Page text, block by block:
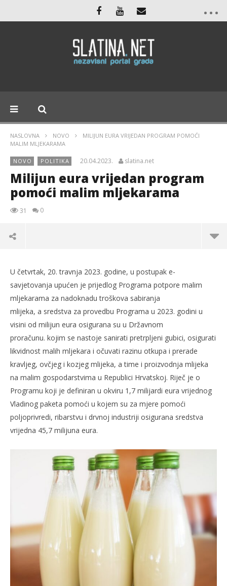
NASLOVNA NOVO
MILIJUN EURA VRIJEDAN PROGRAM POMOĆI
MALIM MLJEKARAMA
NOVO POLITIKA 20.04.2023. slatina.net
Milijun eura vrijedan program
pomoći malim mljekarama
31 0
TRENUTNO OTVORENO
Milijun eura vrijedan program pomoći malim
mljekarama
20.04.2023.
U četvrtak, 20. travnja 2023. godine, u postupak e-
savjetovanja upućen je prijedlog Programa potpore malim
mljekarama za nadoknadu troškova sabiranja
mlijeka, a sredstva za provedbu Programa u 2023. godini u
visini od milijun eura osigurana su u Državnom
proračunu. kojim se nastoje sanirati pretrpljeni gubici, osigurati
likvidnost malih mljekara i očuvati razinu otkupa i prerade
kravljeg, ovčjeg i kozjeg mlijeka, a time i proizvodnja mlijeka
na malim gospodarstvima u Republici Hrvatskoj. Riječ je o
Programu koji je definiran u okviru 1,7 milijardi eura vrijednog
Vladinog paketa pomoći u kojem su za mjere pomoći
poljoprivredi, ribarstvu i drvnoj industriji osigurana sredstva
vrijedna 45,7 milijuna eura.